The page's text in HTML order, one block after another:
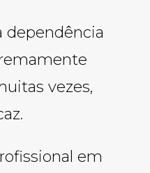
dependência
vezes,
em